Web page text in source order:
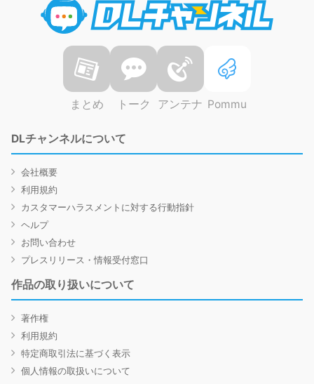
まとめ トーク アンテナ Pommu
DLチャンネルについて
会社概要
利用規約
カスタマーハラスメントに対する行動指針
ヘルプ
お問い合わせ
プレスリリース・情報受付窓口
作品の取り扱いについて
著作権
利用規約
特定商取引法に基づく表示
個人情報の取扱いについて